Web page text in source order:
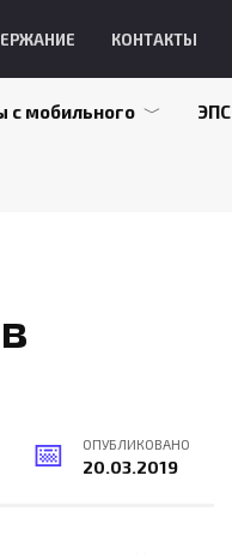
КОНТАКТЫ
с мобильного ЭПС
ОПУБЛИКОВАНО
20.03.2019